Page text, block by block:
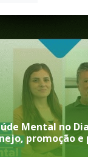
Mental no
promoção e